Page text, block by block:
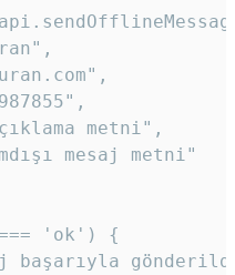
metni",
mesaj metni"
'ok') {
başarıyla